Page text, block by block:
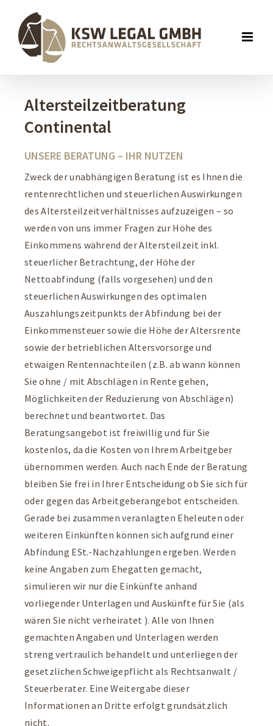
Altersteilzeitberatung
Continental
UNSERE BERATUNG – IHR NUTZEN
Zweck der unabhängigen Beratung ist es Ihnen die
rentenrechtlichen und steuerlichen Auswirkungen
des Altersteilzeitverhältnisses aufzuzeigen – so
werden von uns immer Fragen zur Höhe des
Einkommens während der Altersteilzeit inkl.
steuerlicher Betrachtung, der Höhe der
Nettoabfindung (falls vorgesehen) und den
steuerlichen Auswirkungen des optimalen
Auszahlungszeitpunkts der Abfindung bei der
Einkommensteuer sowie die Höhe der Altersrente
sowie der betrieblichen Altersvorsorge und
etwaigen Rentennachteilen (z.B. ab wann können
Sie ohne / mit Abschlägen in Rente gehen,
Möglichkeiten der Reduzierung von Abschlägen)
berechnet und beantwortet. Das
Beratungsangebot ist freiwillig und für Sie
kostenlos, da die Kosten von Ihrem Arbeitgeber
übernommen werden. Auch nach Ende der Beratung
bleiben Sie frei in Ihrer Entscheidung ob Sie sich für
oder gegen das Arbeitgeberangebot entscheiden.
Gerade bei zusammen veranlagten Eheleuten oder
weiteren Einkünften können sich aufgrund einer
Abfindung ESt.-Nachzahlungen ergeben. Werden
keine Angaben zum Ehegatten gemacht,
simulieren wir nur die Einkünfte anhand
vorliegender Unterlagen und Auskünfte für Sie (als
wären Sie nicht verheiratet ). Alle von Ihnen
gemachten Angaben und Unterlagen werden
streng vertraulich behandelt und unterliegen der
gesetzlichen Schweigepflicht als Rechtsanwalt /
Steuerberater. Eine Weitergabe dieser
Informationen an Dritte erfolgt grundsätzlich
nicht.